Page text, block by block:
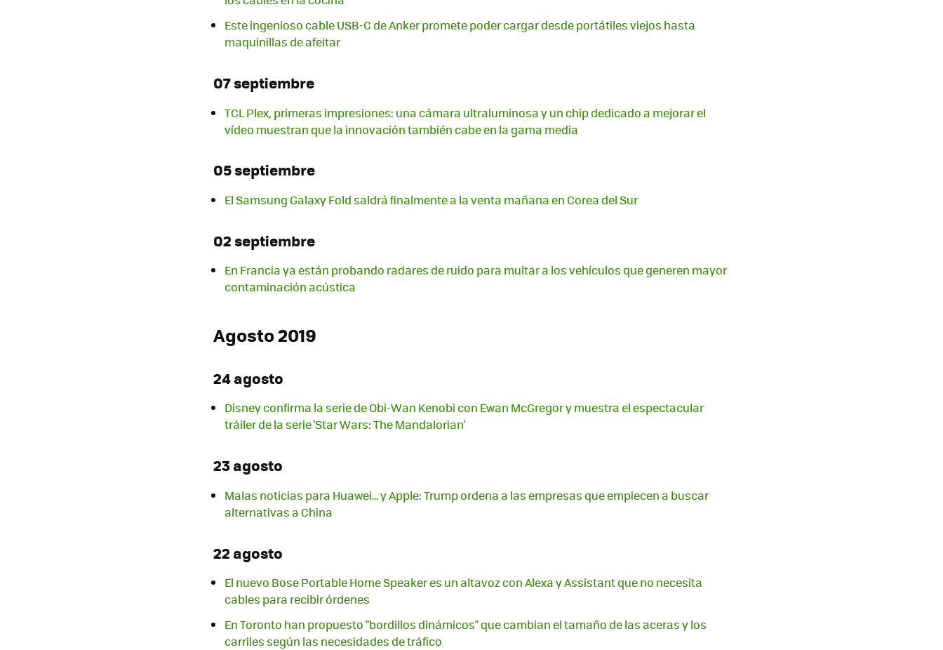
Este ingenioso cable USB-C de Anker promete poder cargar desde portátiles viejos hasta
maquinillas de afeitar
07 septiembre
TCL Plex, primeras impresiones: una cámara ultraluminosa y un chip dedicado a mejorar el
vídeo muestran que la innovación también cabe en la gama media
05 septiembre
El Samsung Galaxy Fold saldrá finalmente a la venta mañana en Corea del Sur
02 septiembre
En Francia ya están probando radares de ruido para multar a los vehículos que generen mayor
contaminación acústica
Agosto 2019
24 agosto
Disney confirma la serie de Obi-Wan Kenobi con Ewan McGregor y muestra el espectacular
tráiler de la serie 'Star Wars: The Mandalorian'
23 agosto
Malas noticias para Huawei... y Apple: Trump ordena a las empresas que empiecen a buscar
alternativas a China
22 agosto
El nuevo Bose Portable Home Speaker es un altavoz con Alexa y Assistant que no necesita
cables para recibir órdenes
En Toronto han propuesto "bordillos dinámicos" que cambian el tamaño de las aceras y los
carriles según las necesidades de tráfico